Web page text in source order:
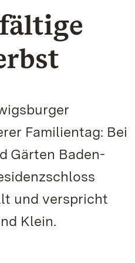
Familientag: Bei
Gärten Baden-
und verspricht
Klein.